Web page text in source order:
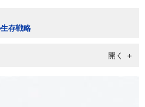
存戦略